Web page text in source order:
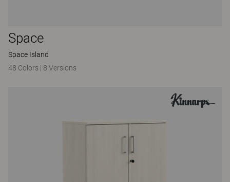
Space
Space Island
48 Colors | 8 Versions